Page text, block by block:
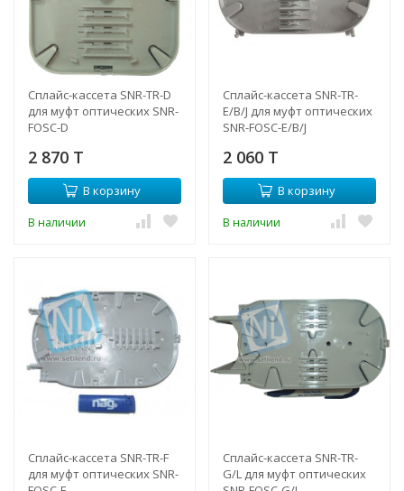
Сплайс-кассета SNR-TR-D
для муфт оптических SNR-
FOSC-D
2 870 T
В корзину
В наличии
Сплайс-кассета SNR-TR-
E/B/J для муфт оптических
SNR-FOSC-E/B/J
2 060 T
В корзину
В наличии
Сплайс-кассета SNR-TR-F
для муфт оптических SNR-
Сплайс-кассета SNR-TR-
G/L для муфт оптических